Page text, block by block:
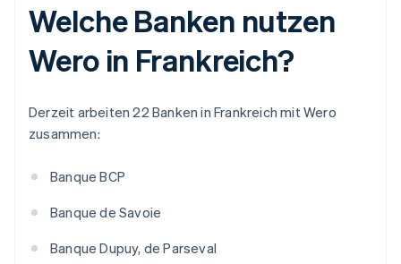
Welche Banken nutzen
Wero in Frankreich?
Derzeit arbeiten 22 Banken in Frankreich mit Wero
zusammen:
Banque BCP
Banque de Savoie
Banque Dupuy, de Parseval